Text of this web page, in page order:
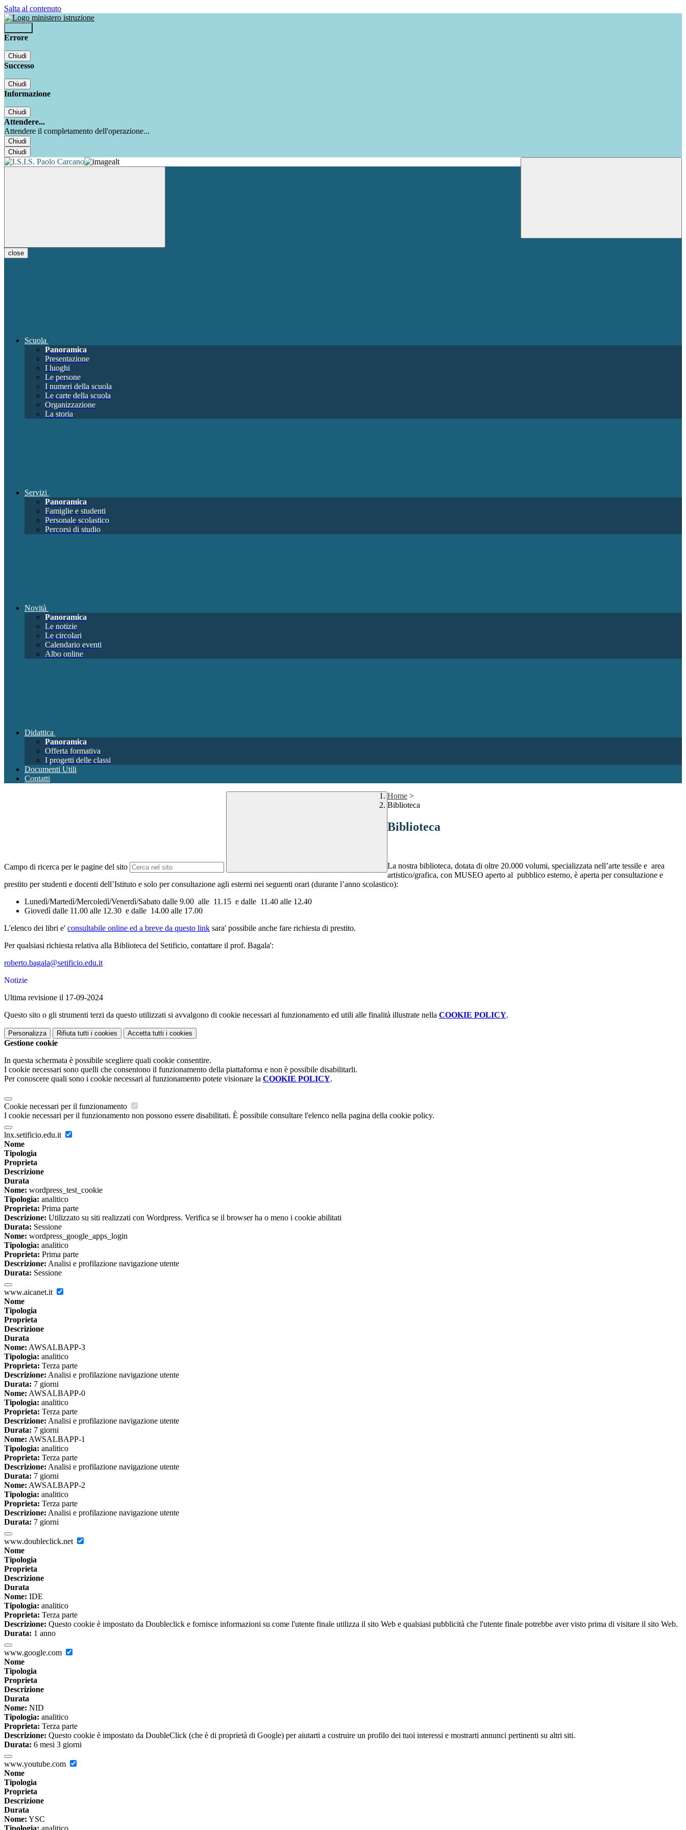
Salta al contenuto
Errore
Chiudi
Successo
Chiudi
Informazione
Chiudi
Attendere...
Attendere il completamento dell'operazione...
Chiudi
Chiudi
close
Scuola
Panoramica
Presentazione
I luoghi
Le persone
I numeri della scuola
Le carte della scuola
Organizzazione
La storia
Servizi
Panoramica
Famiglie e studenti
Personale scolastico
Percorsi di studio
Novità
Panoramica
Le notizie
Le circolari
Calendario eventi
Albo online
Didattica
Panoramica
Offerta formativa
I progetti delle classi
Documenti Utili
Contatti
Campo di ricerca per le pagine del sito
Home >
Biblioteca
Biblioteca
La nostra biblioteca, dotata di oltre 20.000 volumi, specializzata nell’arte tessile e area
artistico/grafica, con MUSEO aperto al pubblico esterno, è aperta per consultazione e
prestito per studenti e docenti dell’Istituto e solo per consultazione agli esterni nei seguenti orari (durante l’anno scolastico):
Lunedì/Martedì/Mercoledì/Venerdì/Sabato dalle 9.00 alle 11.15 e dalle 11.40 alle 12.40
Giovedì dalle 11.00 alle 12.30 e dalle 14.00 alle 17.00
L'elenco dei libri e' consultabile online ed a breve da questo link sara' possibile anche fare richiesta di prestito.
Per qualsiasi richiesta relativa alla Biblioteca del Setificio, contattare il prof. Bagala':
roberto.bagala@setificio.edu.it
Notizie
Ultima revisione il 17-09-2024
Questo sito o gli strumenti terzi da questo utilizzati si avvalgono di cookie necessari al funzionamento ed utili alle finalità illustrate nella COOKIE POLICY.
Personalizza Rifiuta tutti i cookies Accetta tutti i cookies
Gestione cookie
In questa schermata è possibile scegliere quali cookie consentire.
I cookie necessari sono quelli che consentono il funzionamento della piattaforma e non è possibile disabilitarli.
Per conoscere quali sono i cookie necessari al funzionamento potete visionare la COOKIE POLICY.
Cookie necessari per il funzionamento
I cookie necessari per il funzionamento non possono essere disabilitati. È possibile consultare l'elenco nella pagina della cookie policy.
lnx.setificio.edu.it
Nome
Tipologia
Proprieta
Descrizione
Durata
Nome: wordpress_test_cookie
Tipologia: analitico
Proprieta: Prima parte
Descrizione: Utilizzato su siti realizzati con Wordpress. Verifica se il browser ha o meno i cookie abilitati
Durata: Sessione
Nome: wordpress_google_apps_login
Tipologia: analitico
Proprieta: Prima parte
Descrizione: Analisi e profilazione navigazione utente
Durata: Sessione
www.aicanet.it
Nome
Tipologia
Proprieta
Descrizione
Durata
Nome: AWSALBAPP-3
Tipologia: analitico
Proprieta: Terza parte
Descrizione: Analisi e profilazione navigazione utente
Durata: 7 giorni
Nome: AWSALBAPP-0
Tipologia: analitico
Proprieta: Terza parte
Descrizione: Analisi e profilazione navigazione utente
Durata: 7 giorni
Nome: AWSALBAPP-1
Tipologia: analitico
Proprieta: Terza parte
Descrizione: Analisi e profilazione navigazione utente
Durata: 7 giorni
Nome: AWSALBAPP-2
Tipologia: analitico
Proprieta: Terza parte
Descrizione: Analisi e profilazione navigazione utente
Durata: 7 giorni
www.doubleclick.net
Nome
Tipologia
Proprieta
Descrizione
Durata
Nome: IDE
Tipologia: analitico
Proprieta: Terza parte
Descrizione: Questo cookie è impostato da Doubleclick e fornisce informazioni su come l'utente finale utilizza il sito Web e qualsiasi pubblicità che l'utente finale potrebbe aver visto prima di visitare il sito Web.
Durata: 1 anno
www.google.com
Nome
Tipologia
Proprieta
Descrizione
Durata
Nome: NID
Tipologia: analitico
Proprieta: Terza parte
Descrizione: Questo cookie è impostato da DoubleClick (che è di proprietà di Google) per aiutarti a costruire un profilo dei tuoi interessi e mostrarti annunci pertinenti su altri siti.
Durata: 6 mesi 3 giorni
www.youtube.com
Nome
Tipologia
Proprieta
Descrizione
Durata
Nome: YSC
Tipologia: analitico